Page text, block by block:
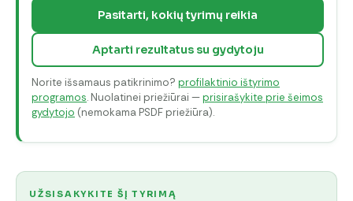
Pasitarti, kokių tyrimų reikia
Aptarti rezultatus su gydytoju
Norite išsamaus patikrinimo? profilaktinio ištyrimo
programos. Nuolatinei priežiūrai —prisirašykite prie šeimos
gydytojo (nemokama PSDF priežiūra).
UŽSISAKYKITE ŠĮ TYRIMĄ